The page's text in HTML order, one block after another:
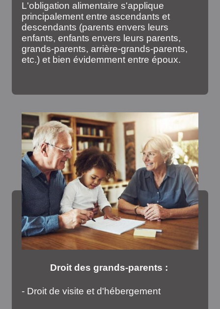
L'obligation alimentaire s'applique
principalement entre ascendants et
descendants (parents envers leurs
enfants, enfants envers leurs parents,
grands-parents, arrière-grands-parents,
etc.) et bien évidemment entre époux.
Droit des grands-parents :
- Droit de visite et d'hébergement